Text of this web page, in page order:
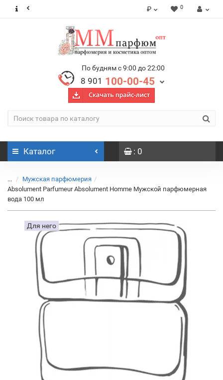
₽ 0
По будням с 9:00 до 22:00
8 901 100-00-45
Каталог : 0
...
Мужская парфюмерия
Absolument Parfumeur Absolument Homme Мужской парфюмерная
вода 100 мл
Для него